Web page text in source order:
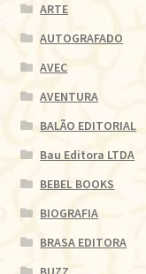
ARTE
AUTOGRAFADO
AVEC
AVENTURA
BALÃO EDITORIAL
Bau Editora LTDA
BEBEL BOOKS
BIOGRAFIA
BRASA EDITORA